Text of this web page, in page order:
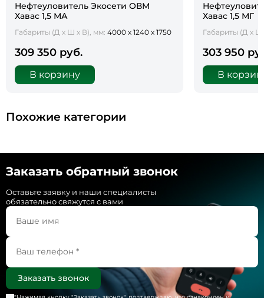
Нефтеуловитель Экосети ОВМ
Хавас 1,5 МА
Габариты (Д х Ш х В), мм: 4000 х 1240 х 1750
309 350 руб.
В корзину
Хавас 1,5 МГ
Габариты (Д х Ш
303 950
В
Похожие категории
Заказать обратный звонок
Оставьте заявку и наши специалисты
обязательно свяжутся с вами